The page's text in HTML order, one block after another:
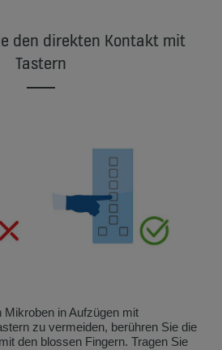
den direkten Kontakt mit
Tastern
Mikroben in Aufzügen mit
zu vermeiden, berühren Sie die
den blossen Fingern. Tragen Sie